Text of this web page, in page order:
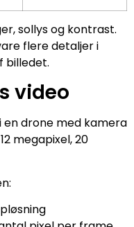
sollys og kontrast.
flere detaljer i
billedet.
video
drone med kamera
megapixel, 20